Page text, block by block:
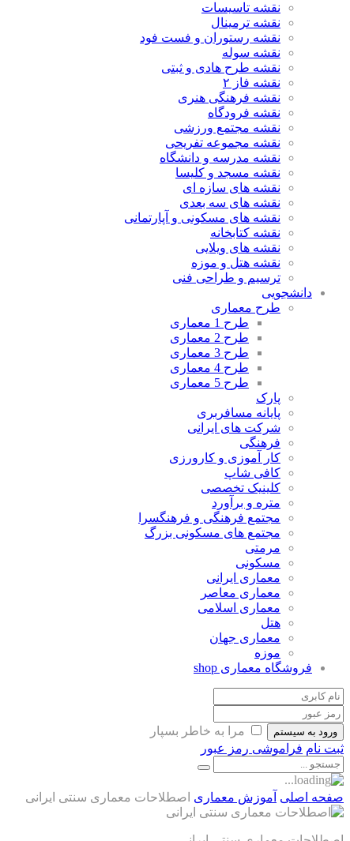
نقشه تاسیسات
نقشه ترمینال
نقشه رستوران و فست فود
نقشه سوله
نقشه طرح هادی و ثبتی
نقشه فاز ۲
نقشه فرهنگی هنری
نقشه فرودگاه
نقشه مجتمع ورزشی
نقشه مجموعه تفریحی
نقشه مدرسه و دانشگاه
نقشه مسجد و کلیسا
نقشه های سازه ای
نقشه های سه بعدی
نقشه های مسکونی و آپارتمانی
نقشه کتابخانه
نقشه های ویلایی
نقشه هتل و موزه
ترسیم و طراحی فنی
دانشجویی
طرح معماری
طرح 1 معماری
طرح 2 معماری
طرح 3 معماری
طرح 4 معماری
طرح 5 معماری
پارک
پایانه مسافربری
شرکت های ایرانی
فرهنگی
کار آموزی و کارورزی
کافی شاپ
کلینیک تخصصی
متره و برآورد
مجتمع فرهنگی و فرهنگسرا
مجتمع های مسکونی بزرگ
مرمتی
مسکونی
معماری ایرانی
معماری معاصر
معماری اسلامی
هتل
معماری جهان
موزه
فروشگاه معماری shop
ورود به سیستم
مرا به خاطر بسپار
ثبت نام فراموشی رمز عبور
صفحه اصلی آموزش معماری اصطلاحات معماری سنتی ایرانی